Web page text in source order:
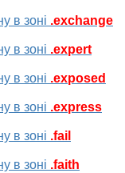
в зоні .exchange
в зоні .expert
в зоні .exposed
в зоні .express
в зоні .fail
в зоні .faith